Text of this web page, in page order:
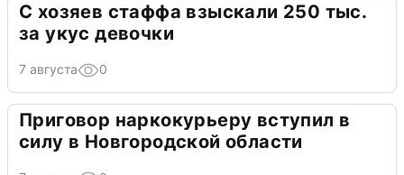
С хозяев стаффа взыскали 250 тыс.
за укус девочки
7 августа 0
Приговор наркокурьеру вступил в
силу в Новгородской области